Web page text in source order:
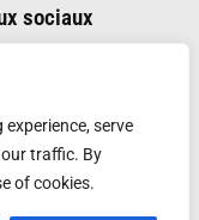
serve
traffic. By
of cookies.
sociaux